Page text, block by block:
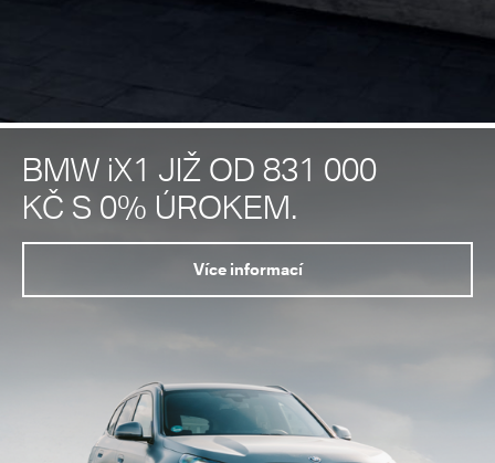
BMW iX1 JIŽ OD 831 000
KČ S 0% ÚROKEM.
Více informací